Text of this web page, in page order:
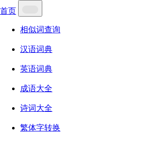
首页
相似词查询
汉语词典
英语词典
成语大全
诗词大全
繁体字转换